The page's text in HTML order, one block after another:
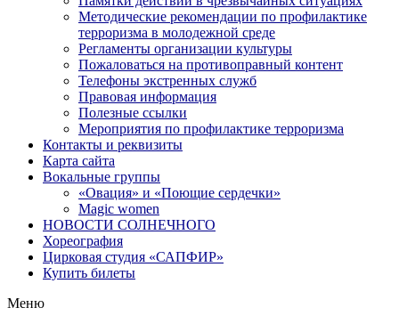
Методические рекомендации по профилактике
терроризма в молодежной среде
Регламенты организации культуры
Пожаловаться на противоправный контент
Телефоны экстренных служб
Правовая информация
Полезные ссылки
Мероприятия по профилактике терроризма
Контакты и реквизиты
Карта сайта
Вокальные группы
«Овация» и «Поющие сердечки»
Magic women
НОВОСТИ СОЛНЕЧНОГО
Хореография
Цирковая студия «САПФИР»
Купить билеты
Меню